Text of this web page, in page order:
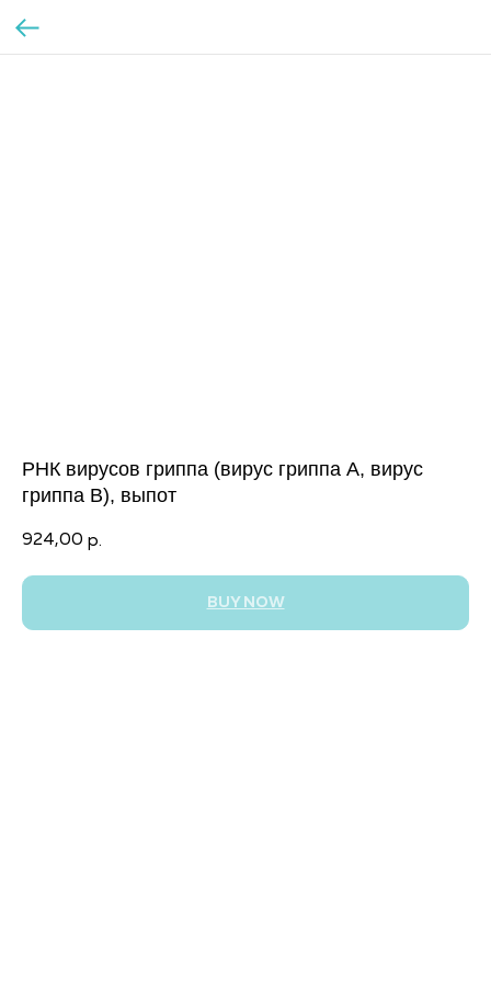
РНК вирусов гриппа (вирус гриппа А, вирус
гриппа В), выпот
924,00 р.
BUY NOW